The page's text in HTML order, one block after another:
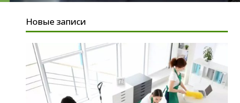
Новые записи